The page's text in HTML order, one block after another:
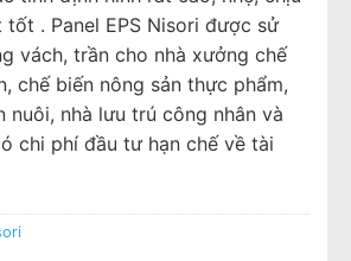
tốt . Panel EPS Nisori được sử
vách, trần cho nhà xưởng chế
chế biến nông sản thực phẩm,
nuôi, nhà lưu trú công nhân và
chi phí đầu tư hạn chế về tài